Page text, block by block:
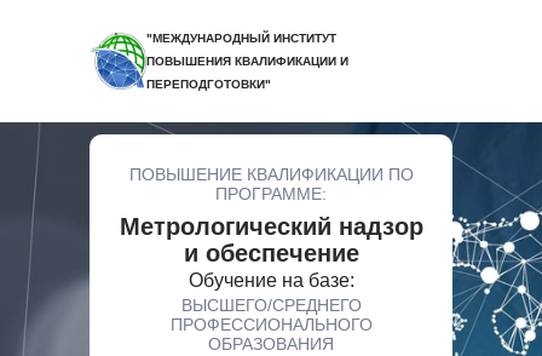
"МЕЖДУНАРОДНЫЙ ИНСТИТУТ
ПОВЫШЕНИЯ КВАЛИФИКАЦИИ И
ПЕРЕПОДГОТОВКИ"
ПОВЫШЕНИЕ КВАЛИФИКАЦИИ ПО
ПРОГРАММЕ:
Метрологический надзор
и обеспечение
Обучение на базе:
ВЫСШЕГО/СРЕДНЕГО
ПРОФЕССИОНАЛЬНОГО
ОБРАЗОВАНИЯ